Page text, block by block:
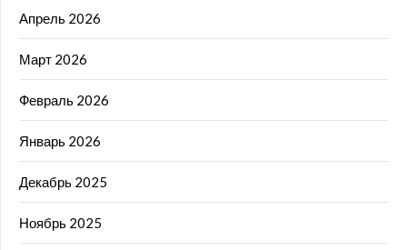
Апрель 2026
Март 2026
Февраль 2026
Январь 2026
Декабрь 2025
Ноябрь 2025